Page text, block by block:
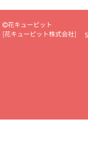
ール
新築引っ越し祝いコ
場上司や先輩へ贈るお祝
あり)
花キューピット×
花キューピット
[花キューピット株式会社]